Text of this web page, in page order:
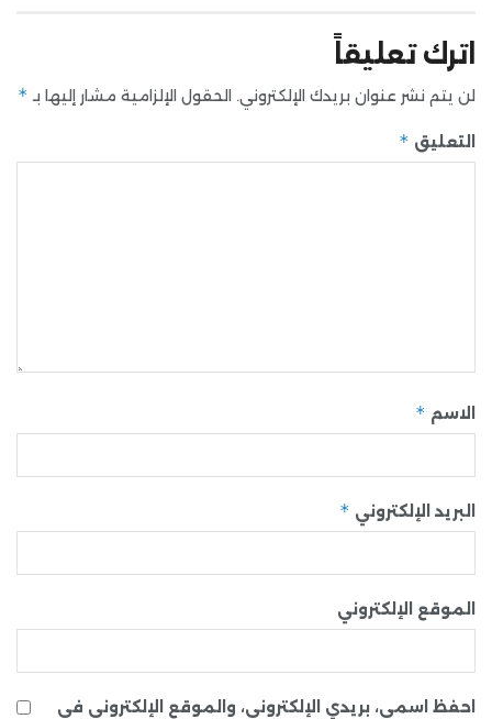
اترك تعليقاً
لن يتم نشر عنوان بريدك الإلكتروني. الحقول الإلزامية مشار إليها بـ *
التعليق *
الاسم *
البريد الإلكتروني *
الموقع الإلكتروني
احفظ اسمي، بريدي الإلكتروني، والموقع الإلكتروني في